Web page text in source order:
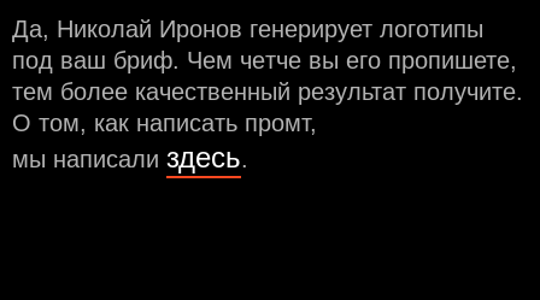
Да, Николай Иронов генерирует логотипы
под ваш бриф. Чем чeтче вы его пропишете,
тем более качественный результат получите.
О том, как написать промт,
мы написали здесь.